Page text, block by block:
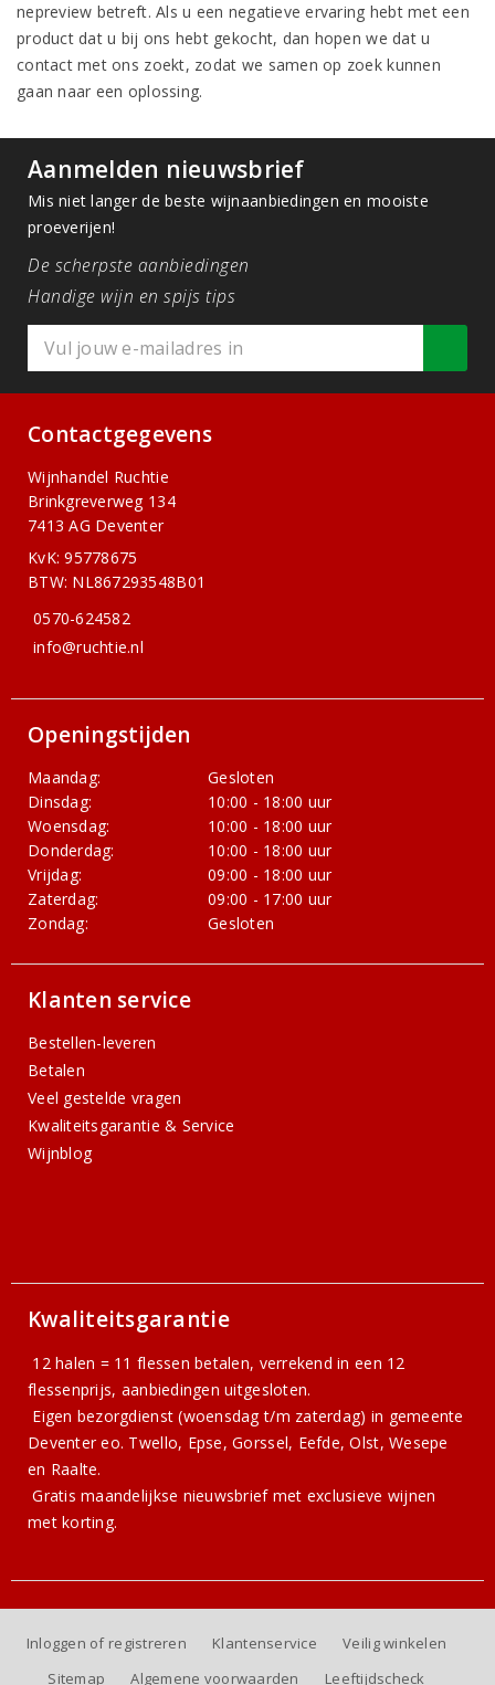
nepreview betreft. Als u een negatieve ervaring hebt met een
product dat u bij ons hebt gekocht, dan hopen we dat u
contact met ons zoekt, zodat we samen op zoek kunnen
gaan naar een oplossing.
Aanmelden nieuwsbrief
Mis niet langer de beste wijnaanbiedingen en mooiste
proeverijen!
De scherpste aanbiedingen
Handige wijn en spijs tips
Contactgegevens
Wijnhandel Ruchtie
Brinkgreverweg 134
7413 AG Deventer
KvK: 95778675
BTW: NL867293548B01
0570-624582
info@ruchtie.nl
Openingstijden
Maandag:
Gesloten
Dinsdag:
10:00 - 18:00 uur
Woensdag:
10:00 - 18:00 uur
Donderdag:
10:00 - 18:00 uur
Vrijdag:
09:00 - 18:00 uur
Zaterdag:
09:00 - 17:00 uur
Zondag:
Gesloten
Klanten service
Bestellen-leveren
Betalen
Veel gestelde vragen
Kwaliteitsgarantie & Service
Wijnblog
Kwaliteitsgarantie
12 halen = 11 flessen betalen, verrekend in een 12
flessenprijs, aanbiedingen uitgesloten.
Eigen bezorgdienst (woensdag t/m zaterdag) in gemeente
Deventer eo. Twello, Epse, Gorssel, Eefde, Olst, Wesepe
en Raalte.
Gratismaandelijkse nieuwsbriefmet exclusieve wijnen
met korting.
Inloggen of registreren Klantenservice
Veilig winkelen
Sitemap
Algemene voorwaarden Leeftijdscheck